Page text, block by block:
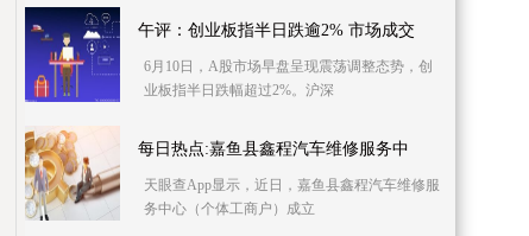
午评：创业板指半日跌逾2% 市场成交
6月10日，A股市场早盘呈现震荡调整态势，创
业板指半日跌幅超过2%。沪深
每日热点:嘉鱼县鑫程汽车维修服务中
天眼查App显示，近日，嘉鱼县鑫程汽车维修服
务中心（个体工商户）成立